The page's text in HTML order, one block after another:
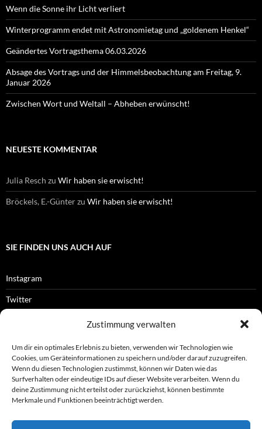
Zustimmung verwalten
Um dir ein optimales Erlebnis zu bieten, verwenden wir Technologien wie
Cookies, um Geräteinformationen zu speichern und/oder darauf zuzugreifen.
Wenn du diesen Technologien zustimmst, können wir Daten wie das
Surfverhalten oder eindeutige IDs auf dieser Website verarbeiten. Wenn du
deine Zustimmung nicht erteilst oder zurückziehst, können bestimmte
Merkmale und Funktionen beeinträchtigt werden.
Wenn die Sonne ihr Licht verliert
Winterprogramm endet mit Astronomietag und „goldenem Henkel“
Geändertes Vortragsthema 06.03.2026
Absage des Vortrags und der Himmelsbeobachtung am Freitag, 9.
Januar 2026
Zwischen Wort und Weltall – Abheben erwünscht!
NEUESTE KOMMENTAR
Julia Resch zu Wir haben sie erwischt!
Bröckels, E.-Günterzu Wir haben sie erwischt!
SIE FINDEN UNS AUCH AUF
Instagram
Twitter
OFFIZIELLES
Impressum